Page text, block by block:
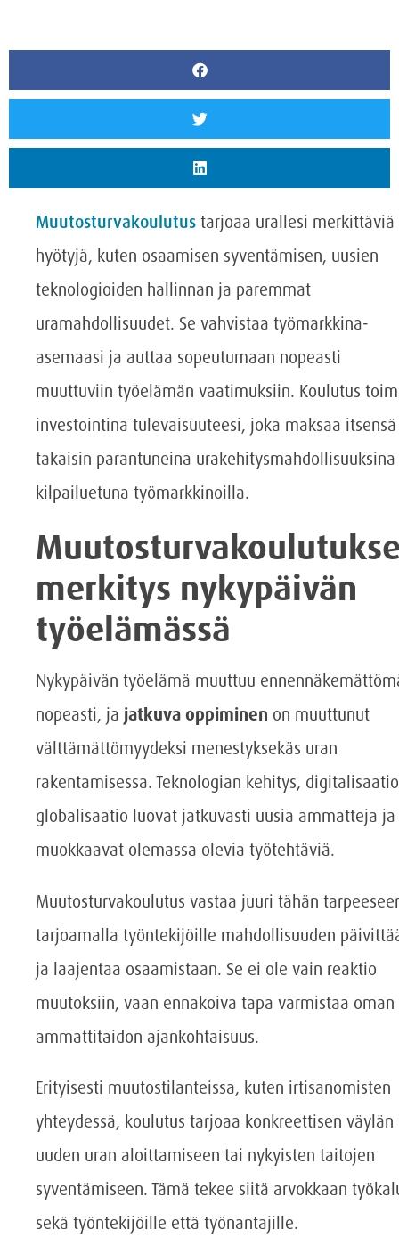
Muutosturvakoulutus tarjoaa urallesi merkittäviä
hyötyjä, kuten osaamisen syventämisen, uusien
teknologioiden hallinnan ja paremmat
uramahdollisuudet. Se vahvistaa työmarkkina-
asemaasi ja auttaa sopeutumaan nopeasti
muuttuviin työelämän vaatimuksiin. Koulutus
investointina tulevaisuuteesi, joka maksaa itsensä
takaisin parantuneina
kilpailuetuna työmarkkinoilla.
merkitys nykypäivän
työelämässä
Nykypäivän työelämä muuttuu
nopeasti, ja jatkuva oppiminen on muuttunut
välttämättömyydeksi menestyksekäs uran
rakentamisessa. Teknologian kehitys,
globalisaatio luovat jatkuvasti uusia ammatteja ja
muokkaavat olemassa olevia työtehtäviä.
Muutosturvakoulutus vastaa juuri tähän
tarjoamalla työntekijöille mahdollisuuden
ja laajentaa osaamistaan. Se ei ole vain reaktio
muutoksiin, vaan ennakoiva tapa varmistaa oman
ammattitaidon ajankohtaisuus.
Erityisesti muutostilanteissa, kuten irtisanomisten
yhteydessä, koulutus tarjoaa konkreettisen väylän
uuden uran aloittamiseen tai nykyisten taitojen
syventämiseen. Tämä tekee siitä arvokkaan
sekä työntekijöille että työnantajille.